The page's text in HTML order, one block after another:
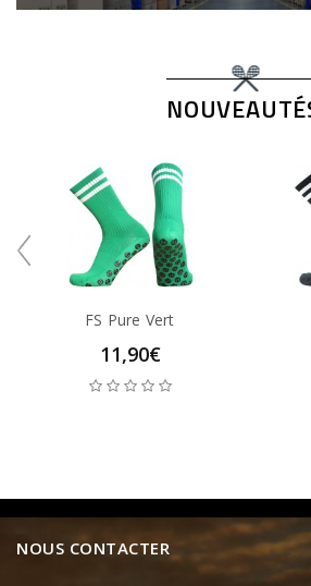
FS Pure Vert
11,90€
NOUS CONTACTER